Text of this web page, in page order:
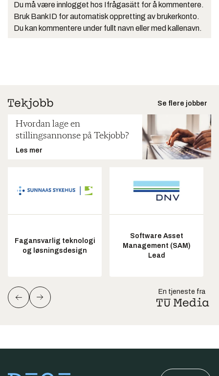
Du må være innlogget hos Ifrågasätt for å kommentere.
Bruk BankID for automatisk oppretting av brukerkonto.
Du kan kommentere under fullt navn eller med kallenavn.
Se flere jobber
Hvordan lage en
stillingsannonse på Tekjobb?
Les mer
Fagansvarlig teknologi
og løsningsdesign
Software Asset
Management (SAM)
Lead
En tjeneste fra